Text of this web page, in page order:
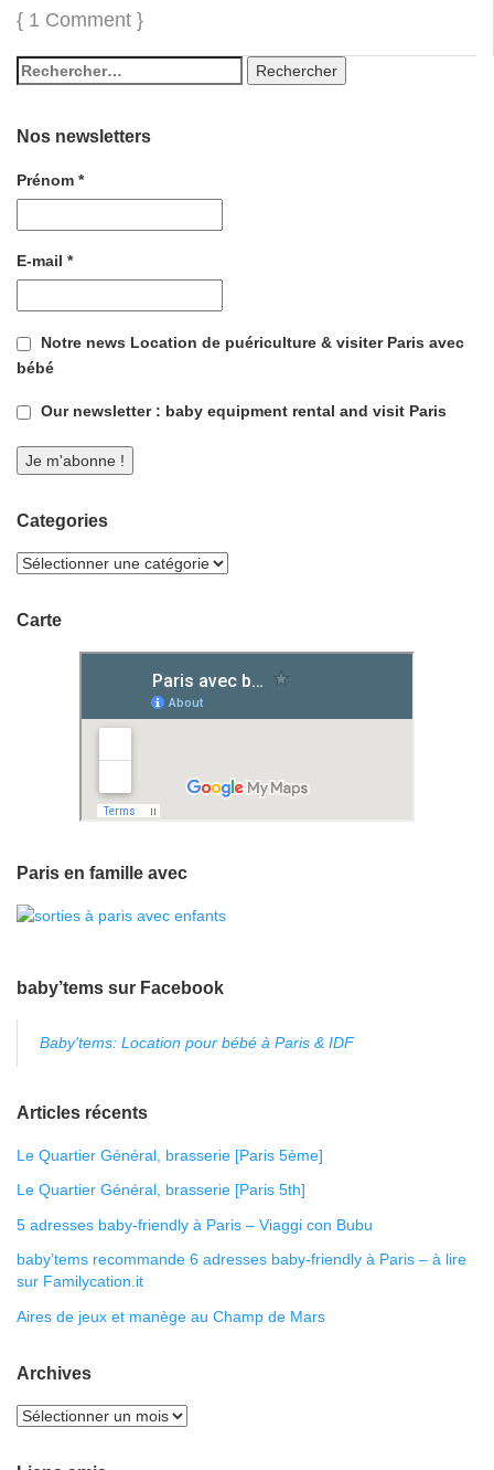
{ 1 Comment }
Nos newsletters
Prénom *
E-mail *
Notre news Location de puériculture & visiter Paris avec
bébé
Our newsletter : baby equipment rental and visit Paris
Categories
Carte
Paris en famille avec
baby’tems sur Facebook
Baby'tems: Location pour bébé à Paris & IDF
Articles récents
Le Quartier Général, brasserie [Paris 5ème]
Le Quartier Général, brasserie [Paris 5th]
5 adresses baby-friendly à Paris – Viaggi con Bubu
baby’tems recommande 6 adresses baby-friendly à Paris – à lire
sur Familycation.it
Aires de jeux et manège au Champ de Mars
Archives